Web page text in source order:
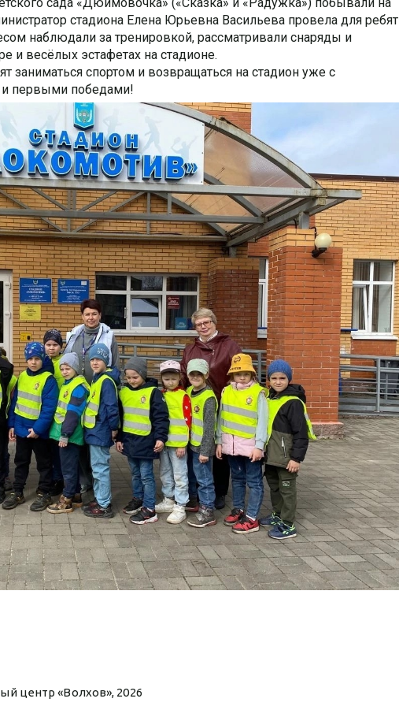
стадиона Елена Юрьевна Васильева провела для ребят
наблюдали за тренировкой, рассматривали снаряды и
и весёлых эстафетах на стадионе.
заниматься спортом и возвращаться на стадион уже с
и первыми победами!
центр «Волхов», 2026